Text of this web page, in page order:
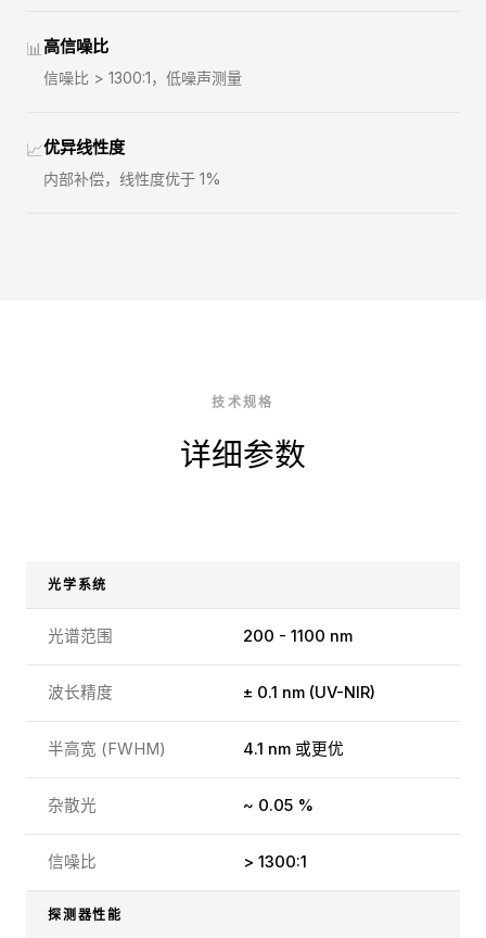
📊高信噪比
信噪比 > 1300:1，低噪声测量
📈优异线性度
内部补偿，线性度优于 1%
技术规格
详细参数
光学系统
光谱范围 200 - 1100 nm
波长精度 ± 0.1 nm (UV-NIR)
半高宽 (FWHM) 4.1 nm 或更优
杂散光 ~ 0.05 %
信噪比 > 1300:1
探测器性能